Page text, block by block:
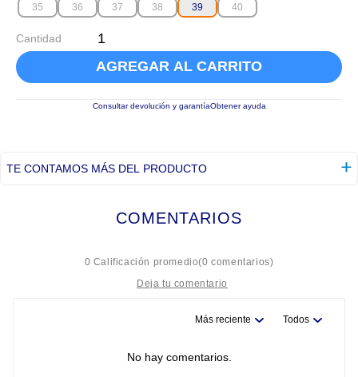
35 36 37 38 39 40
Cantidad
AGREGAR AL CARRITO
Consultar devolución y garantíaObtener ayuda
TE CONTAMOS MÁS DEL PRODUCTO
COMENTARIOS
0 Calificación promedio(0 comentarios)
Más reciente Todos
No hay comentarios.